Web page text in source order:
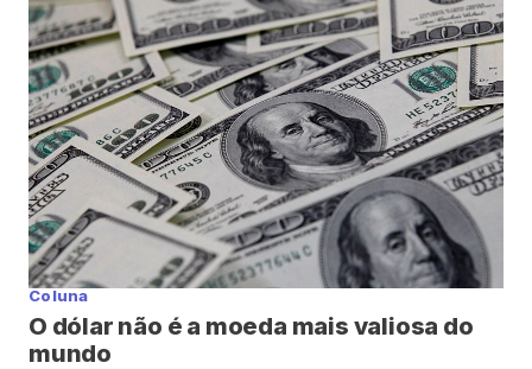
mundo […]
Coluna
O dólar não é a moeda mais valiosa do
mundo